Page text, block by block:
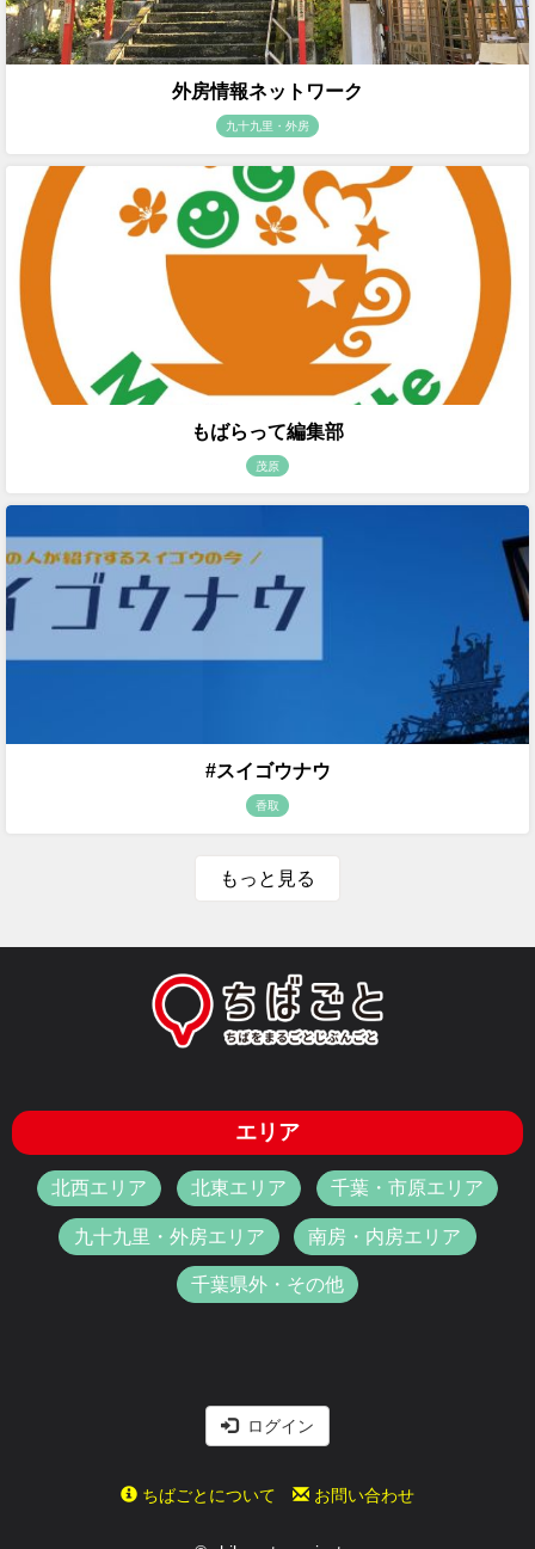
外房情報ネットワーク
九十九里・外房
もばらって編集部
茂原
#スイゴウナウ
香取
もっと見る
エリア
北西エリア 北東エリア 千葉・市原エリア
九十九里・外房エリア 南房・内房エリア
千葉県外・その他
ログイン
ちばごとについて お問い合わせ